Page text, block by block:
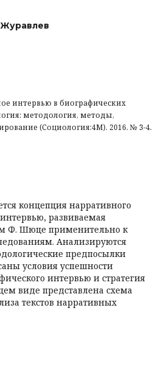
интервью в биографических
методология, методы,
(Социология:4М). 2016. № 3-4.
концепция нарративного
развиваемая
Ф. Шюце применительно к
Анализируются
предпосылки
условия успешности
интервью и стратегия
виде представлена схема
текстов нарративных